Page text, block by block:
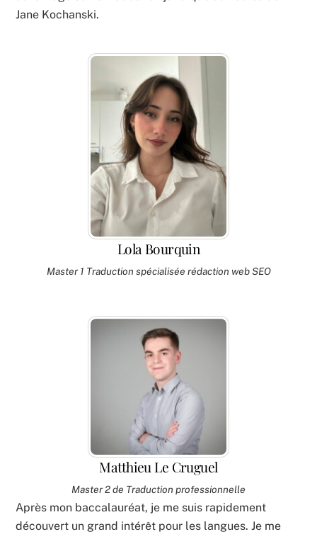
Jane Kochanski.
Lola Bourquin
Master 1 Traduction spécialisée rédaction web SEO
Matthieu Le Cruguel
Master 2 de Traduction professionnelle
Après mon baccalauréat, je me suis rapidement
découvert un grand intérêt pour les langues. Je me